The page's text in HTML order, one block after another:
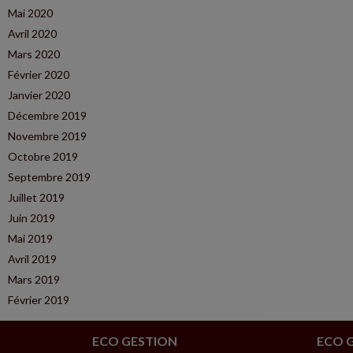
Mai 2020
Avril 2020
Mars 2020
Février 2020
Janvier 2020
Décembre 2019
Novembre 2019
Octobre 2019
Septembre 2019
Juillet 2019
Juin 2019
Mai 2019
Avril 2019
Mars 2019
Février 2019
ECO GESTION
ECO